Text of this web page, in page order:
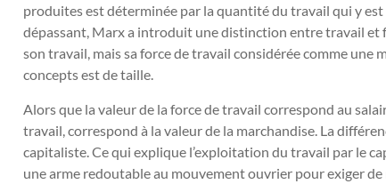
produites est déterminée par la quantité du travail qui y
dépassant, Marx a introduit une distinction entre travail et
son travail, mais sa force de travail considérée comme une
concepts est de taille.
Alors que la valeur de la force de travail correspond au
travail, correspond à la valeur de la marchandise. La
capitaliste. Ce qui explique l’exploitation du travail par le
une arme redoutable au mouvement ouvrier pour exiger